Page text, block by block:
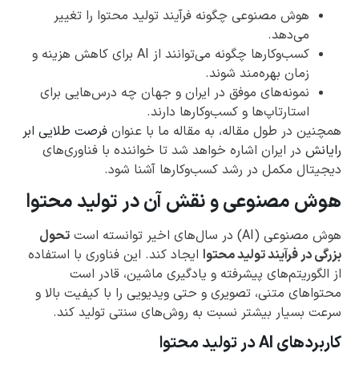
هوش مصنوعی چگونه فرآیند تولید محتوا را تغییر
می‌دهد.
کسب‌وکارها چگونه می‌توانند از AI برای کاهش هزینه و
زمان بهره‌مند شوند.
نمونه‌های موفق در ایران و جهان چه درس‌هایی برای
استارتاپ‌ها و کسب‌وکارها دارند.
همچنین در طول مقاله، به مقاله ما با عنوان فرصت طلایی ابر
رایانش در ایران اشاره خواهد شد تا خواننده با فناوری‌های
دیجیتال مکمل در رشد کسب‌وکارها آشنا شود.
هوش مصنوعی و نقش آن در تولید محتوا
هوش مصنوعی (AI) در سال‌های اخیر توانسته است
تحول
بزرگی در فرآیند تولید محتوا ایجاد کند. این فناوری با استفاده
از الگوریتم‌های پیشرفته و یادگیری ماشین، قادر است
محتواهای متنی، تصویری و حتی ویدیویی را با کیفیت بالا و
سرعت بسیار بیشتر نسبت به روش‌های سنتی تولید کند.
کاربردهای AI در تولید محتوا